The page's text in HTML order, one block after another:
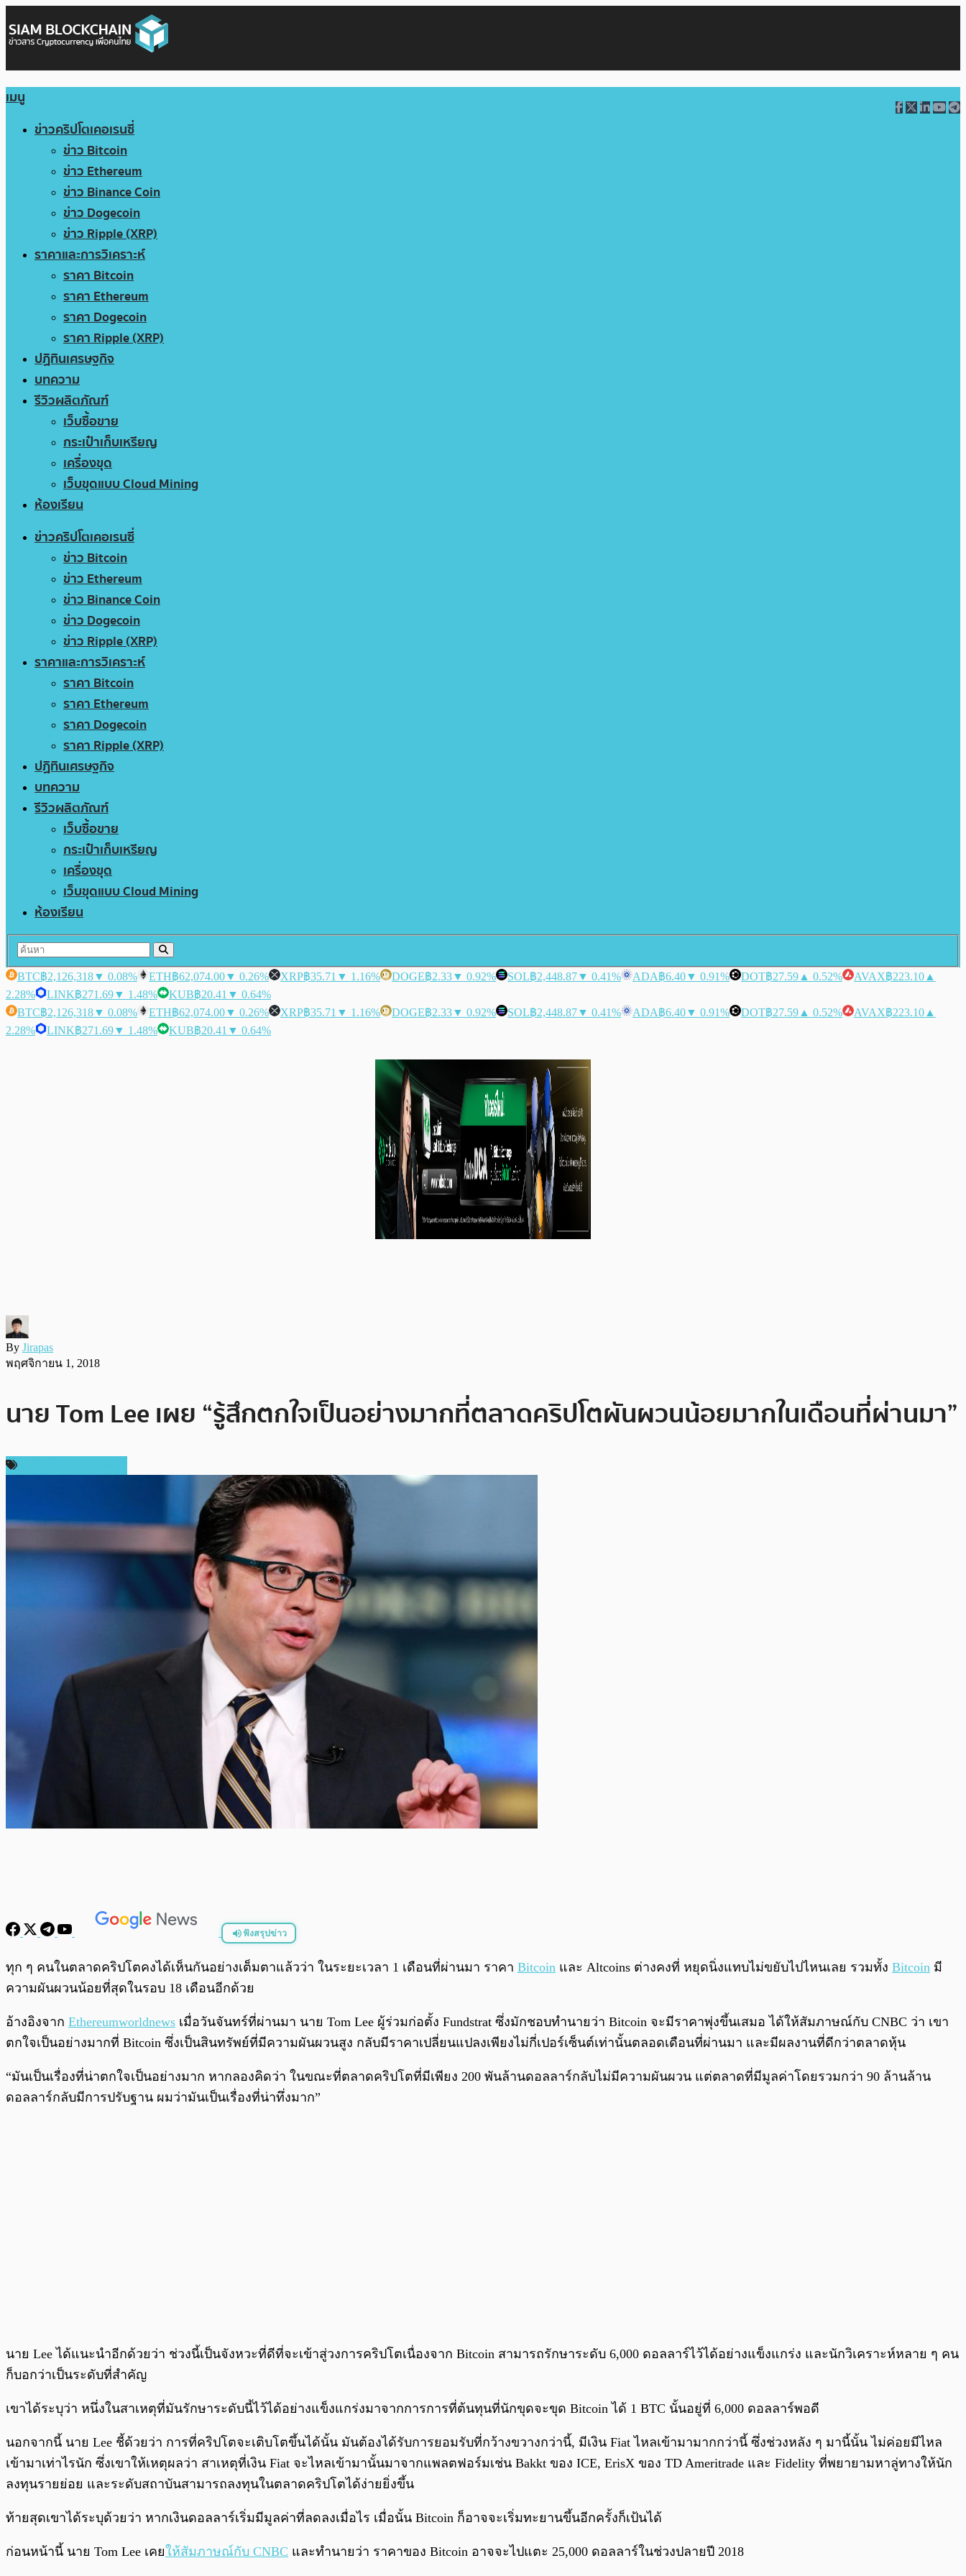
เมนู
ข่าวคริปโตเคอเรนซี่
ข่าว Bitcoin
ข่าว Ethereum
ข่าว Binance Coin
ข่าว Dogecoin
ข่าว Ripple (XRP)
ราคาและการวิเคราะห์
ราคา Bitcoin
ราคา Ethereum
ราคา Dogecoin
ราคา Ripple (XRP)
ปฏิทินเศรษฐกิจ
บทความ
รีวิวผลิตภัณฑ์
เว็บซื้อขาย
กระเป๋าเก็บเหรียญ
เครื่องขุด
เว็บขุดแบบ Cloud Mining
ห้องเรียน
ข่าวคริปโตเคอเรนซี่
ข่าว Bitcoin
ข่าว Ethereum
ข่าว Binance Coin
ข่าว Dogecoin
ข่าว Ripple (XRP)
ราคาและการวิเคราะห์
ราคา Bitcoin
ราคา Ethereum
ราคา Dogecoin
ราคา Ripple (XRP)
ปฏิทินเศรษฐกิจ
บทความ
รีวิวผลิตภัณฑ์
เว็บซื้อขาย
กระเป๋าเก็บเหรียญ
เครื่องขุด
เว็บขุดแบบ Cloud Mining
ห้องเรียน
BTC฿2,126,318▼ 0.08% ETH฿62,074.00▼ 0.26% XRP฿35.71 ▼ 1.16% DOGE฿2.33▼ 0.92% SOL฿2,448.87▼ 0.41% ADA฿6.40▼ 0.91% DOT฿27.59 ▲ 0.52% AVAX฿223.10 ▲
2.28%
LINK฿271.69▼ 1.48% KUB฿20.41 ▼ 0.64%
BTC฿2,126,318▼ 0.08% ETH฿62,074.00▼ 0.26% XRP฿35.71 ▼ 1.16% DOGE฿2.33▼ 0.92% SOL฿2,448.87▼ 0.41% ADA฿6.40▼ 0.91% DOT฿27.59 ▲ 0.52% AVAX฿223.10 ▲
2.28%
LINK฿271.69▼ 1.48% KUB฿20.41 ▼ 0.64%
By Jirapas
พฤศจิกายน 1, 2018
นาย Tom Lee เผย “รู้สึกตกใจเป็นอย่างมากที่ตลาดคริปโตผันผวนน้อยมากในเดือนที่ผ่านมา”
ฟังสรุปข่าว
พร้อมเล่น 0:00/0:00
ทุก ๆ คนในตลาดคริปโตคงได้เห็นกันอย่างเต็มตาแล้วว่า ในระยะเวลา 1 เดือนที่ผ่านมา ราคา Bitcoin และ Altcoins ต่างคงที่ หยุดนิ่งแทบไม่ขยับไปไหนเลย รวมทั้ง Bitcoin มี
ความผันผวนน้อยที่สุดในรอบ 18 เดือนอีกด้วย
อ้างอิงจาก Ethereumworldnews เมื่อวันจันทร์ที่ผ่านมา นาย Tom Lee ผู้ร่วมก่อตั้ง Fundstrat ซึ่งมักชอบทำนายว่า Bitcoin จะมีราคาพุ่งขึ้นเสมอ ได้ให้สัมภาษณ์กับ CNBC ว่า เขา
ตกใจเป็นอย่างมากที่ Bitcoin ซึ่งเป็นสินทรัพย์ที่มีความผันผวนสูง กลับมีราคาเปลี่ยนแปลงเพียงไม่กี่เปอร์เซ็นต์เท่านั้นตลอดเดือนที่ผ่านมา และมีผลงานที่ดีกว่าตลาดหุ้น
“มันเป็นเรื่องที่น่าตกใจเป็นอย่างมาก หากลองคิดว่า ในขณะที่ตลาดคริปโตที่มีเพียง 200 พันล้านดอลลาร์กลับไม่มีความผันผวน แต่ตลาดที่มีมูลค่าโดยรวมกว่า 90 ล้านล้าน
ดอลลาร์กลับมีการปรับฐาน ผมว่ามันเป็นเรื่องที่น่าทึ่งมาก”
นาย Lee ได้แนะนำอีกด้วยว่า ช่วงนี้เป็นจังหวะที่ดีที่จะเข้าสู่วงการคริปโตเนื่องจาก Bitcoin สามารถรักษาระดับ 6,000 ดอลลาร์ไว้ได้อย่างแข็งแกร่ง และนักวิเคราะห์หลาย ๆ คน
ก็บอกว่าเป็นระดับที่สำคัญ
เขาได้ระบุว่า หนึ่งในสาเหตุที่มันรักษาระดับนี้ไว้ได้อย่างแข็งแกร่งมาจากการการที่ต้นทุนที่นักขุดจะขุด Bitcoin ได้ 1 BTC นั้นอยู่ที่ 6,000 ดอลลาร์พอดี
นอกจากนี้ นาย Lee ชี้ด้วยว่า การที่คริปโตจะเติบโตขึ้นได้นั้น มันต้องได้รับการยอมรับที่กว้างขวางกว่านี้, มีเงิน Fiat ไหลเข้ามามากกว่านี้ ซึ่งช่วงหลัง ๆ มานี้นั้น ไม่ค่อยมีไหล
เข้ามาเท่าไรนัก ซึ่งเขาให้เหตุผลว่า สาเหตุที่เงิน Fiat จะไหลเข้ามานั้นมาจากแพลตฟอร์มเช่น Bakkt ของ ICE, ErisX ของ TD Ameritrade และ Fidelity ที่พยายามหาลู่ทางให้นัก
ลงทุนรายย่อย และระดับสถาบันสามารถลงทุนในตลาดคริปโตได้ง่ายยิ่งขึ้น
ท้ายสุดเขาได้ระบุด้วยว่า หากเงินดอลลาร์เริ่มมีมูลค่าที่ลดลงเมื่อไร เมื่อนั้น Bitcoin ก็อาจจะเริ่มทะยานขึ้นอีกครั้งก็เป้นได้
ก่อนหน้านี้ นาย Tom Lee เคยให้สัมภาษณ์กับ CNBC และทำนายว่า ราคาของ Bitcoin อาจจะไปแตะ 25,000 ดอลลาร์ในช่วงปลายปี 2018